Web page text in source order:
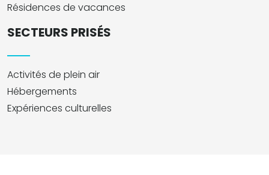
Résidences de vacances
SECTEURS PRISÉS
Activités de plein air
Hébergements
Expériences culturelles